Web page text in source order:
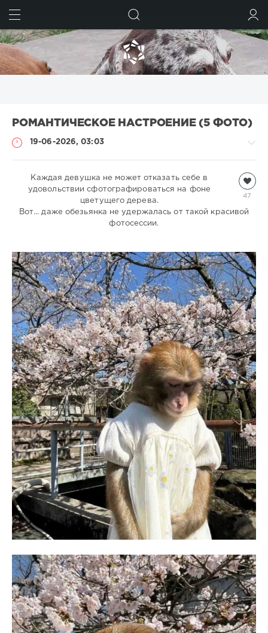
РОМАНТИЧЕСКОЕ НАСТРОЕНИЕ (5 ФОТО)
19-06-2026, 03:03
Обезьяны
natalja
454
47
Каждая девушка не может отказать себе в
удовольствии сфотографироваться на фоне
цветущего дерева.
Вот... даже обезьянка не удержалась от такой красивой
фотосессии.